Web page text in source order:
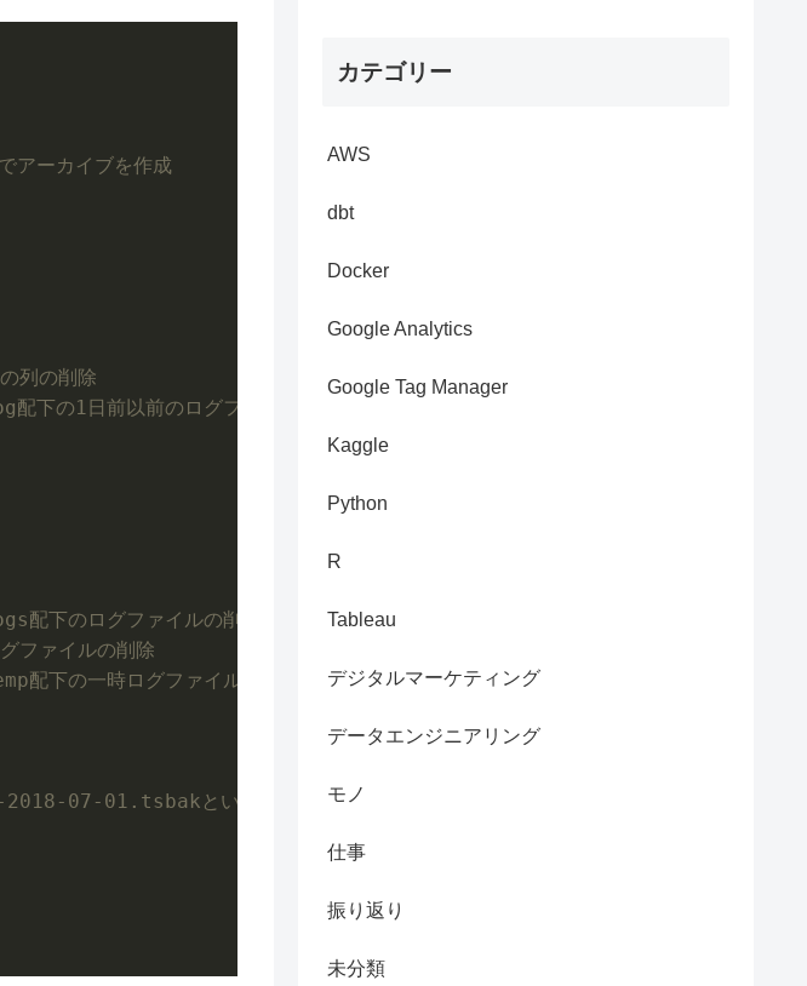
カイブを作成
列の削除
1日前以前のログファイルの削除
のログファイルの削除
ァイルの削除
の一時ログファイルの削除
07-01.tsbakというファイル名で保存される)
カテゴリー
AWS
dbt
Docker
Google Analytics
Google Tag Manager
Kaggle
Python
R
Tableau
デジタルマーケティング
データエンジニアリング
モノ
仕事
振り返り
未分類